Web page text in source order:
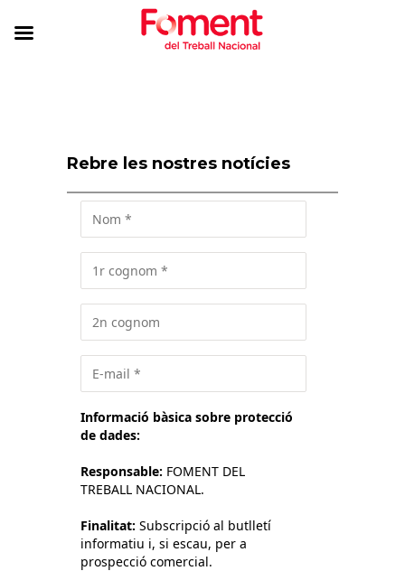
Rebre les nostres notícies
Informació bàsica sobre protecció
de dades:
Responsable: FOMENT DEL
TREBALL NACIONAL.
Finalitat: Subscripció al butlletí
informatiu i, si escau, per a
prospecció comercial.